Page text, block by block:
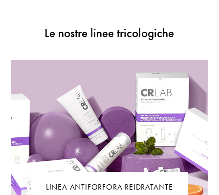
Le nostre linee tricologiche
LINEA ANTIFORFORA REIDRATANTE